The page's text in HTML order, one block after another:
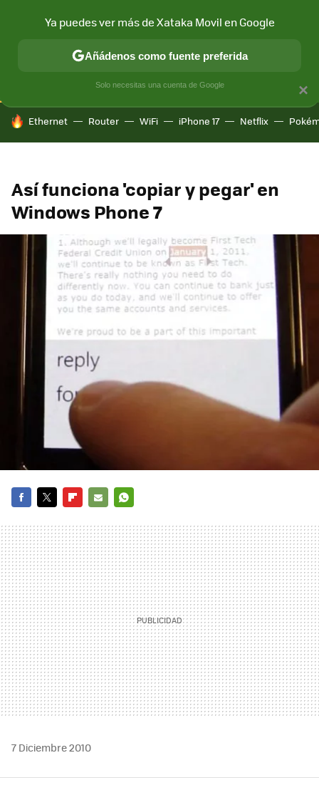
CONECTIVIDAD MÓVIL Y SOCIEDAD APLICACIONES
HOY SE HABLA DE
Ethernet Router WiFi iPhone 17 Netflix
Así funciona 'copiar y pegar' en
Windows Phone 7
MAIL
7 Diciembre 2010
×
Ya puedes ver más de Xataka Movil en Google
Añádenos como fuente preferida
Solo necesitas una cuenta de Google